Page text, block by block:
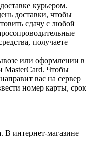
курьером.
доставки, чтобы
сдачу с любой
получаете
или оформлении в
MasterCard. Чтобы
вас на сервер
номер карты, срок
В интернет-магазине